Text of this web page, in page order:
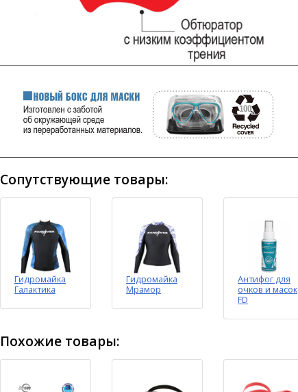
Сопутствующие товары:
Гидромайка
Галактика
Гидромайка
Мрамор
Антифог для
очков и масок
FD
Похожие товары: